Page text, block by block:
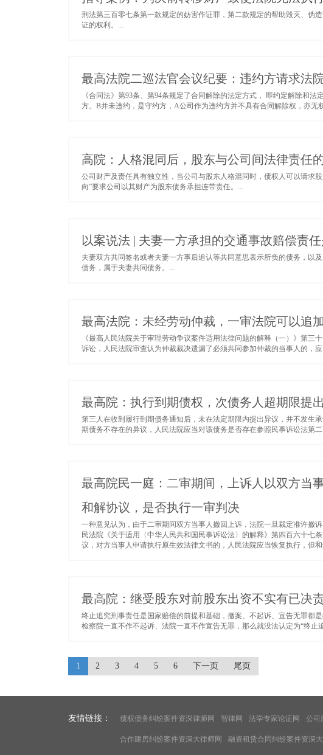
刑法第三百零七条第一款规定的妨害作证罪，第二款规定的帮助毁灭、伪
证的权利。...
最高法院二巡法官会议纪要：违约方请求法
《合同法》第93条、第94条规定了合同解除的法定方式， 即约定解除和
方。B并未违约，是守约方，A公司作为违约方并不具有合同解除权，亦无
高院：人格混同后，股东与公司间法律责任
公司财产及责任具有独立性，当公司与股东人格混同时，债权人可以请求
向”要求公司以其财产为股东债务承担连带责任。...
以案说法 | 夫妻一方承担的交通事故赔偿责
夫妻双方共同签名或者夫妻一方事后追认等共同意思表示所负的债务，以
债务，属于夫妻共同债务。...
最高法院：未经劳动仲裁，一审法院可以追
《最高人民法院关于审理劳动争议案件适用法律问题的解释（一）》第
诉讼，人民法院审查认为仲裁裁决遗漏了必须共同参加仲裁的当事人的，
最高院：执行到期债权，次债务人超期限提
第三人在收到履行​到期债务通知后，未在法定期限内提出异议，并不发生
期债务不存在的异议，人民法院应当对该债务是否存在参照民事诉讼法第
最高院民一庭：二审期间，上诉人以双方当
和解协议，是否执行一审判决
一种意见认为，由于二审期间双方当事人撤回上诉，法院一旦裁定准许撤
民法院《关于适用〈中华人民共和国民事诉讼法〉的解释》第四百六十七
议，对方当事人申请执行原生效法律文书的，人民法院应当恢复执行，但
最高院：继受股东对前股东出资不实有已决
终止追究刑事责任是国家赔偿的前提和基础，撤案、不起诉、宣告无罪都
检察院一直不作不起诉、法院一直不作宣告无罪，那么就没法认定为“终止
1 2 3 4 5 6 下一页 尾页
友情链接： 债权债务纠纷案件资深律师网 智律网 法学专家论证网 公司
合作建房纠纷案件资深大律师网 融资租赁合同纠纷案件资深